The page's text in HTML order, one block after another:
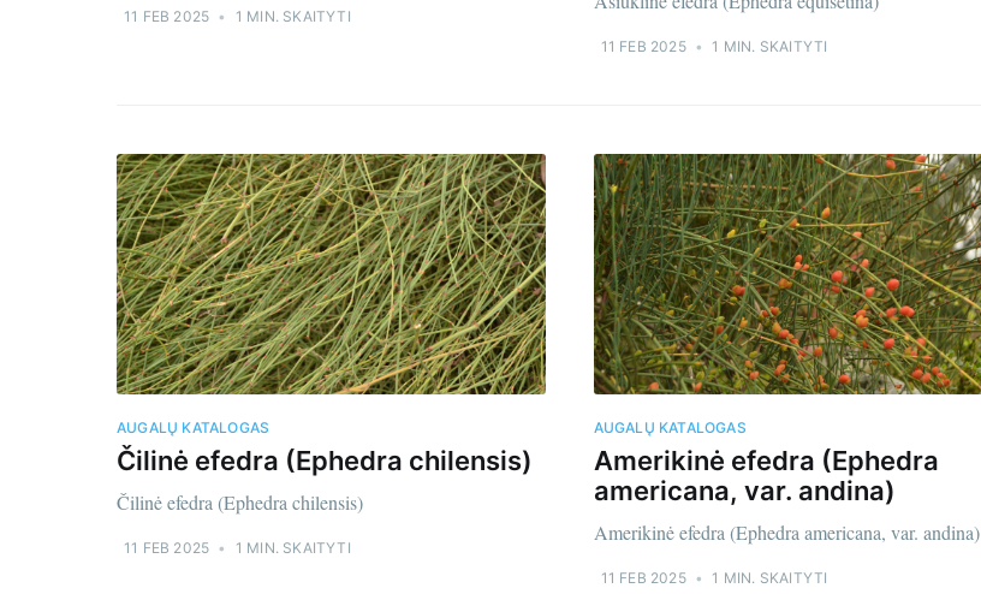
11 FEB 2025 • 1 MIN. SKAITYTI
11 FEB 2025 • 1 MIN. SKAITYTI
AUGALŲ KATALOGAS
Čilinė efedra (Ephedra chilensis)
Čilinė efedra (Ephedra chilensis)
11 FEB 2025 • 1 MIN. SKAITYTI
AUGALŲ KATALOGAS
Amerikinė efedra (Ephedra
americana, var. andina)
Amerikinė efedra (Ephedra americana, var. andina)
11 FEB 2025 • 1 MIN. SKAITYTI